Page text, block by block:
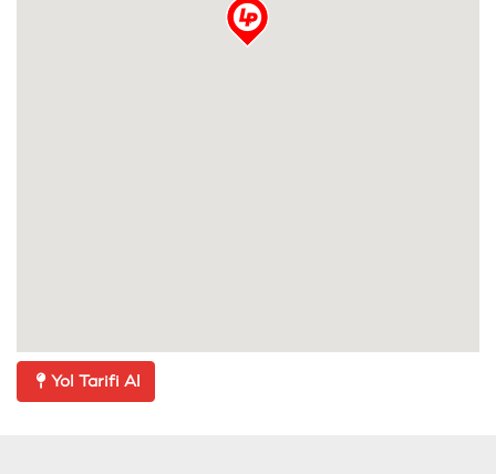
Yol Tarifi Al